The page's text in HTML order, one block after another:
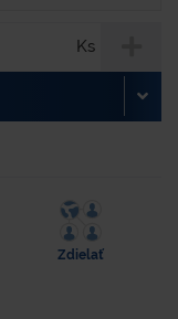
Ks
Zdielať